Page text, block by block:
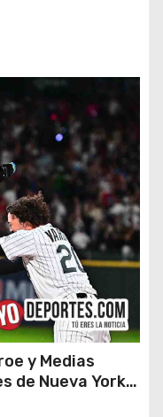
y Medias
de Nueva York